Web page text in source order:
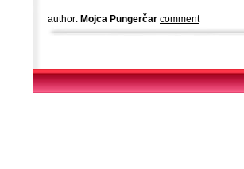
author: Mojca Pungerčar comment